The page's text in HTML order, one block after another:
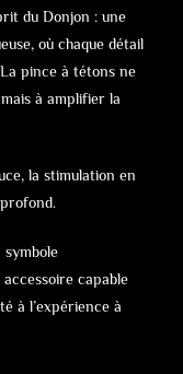
du Donjon : une
où chaque détail
pince à tétons ne
à amplifier la
la stimulation en
capable
à l’expérience à